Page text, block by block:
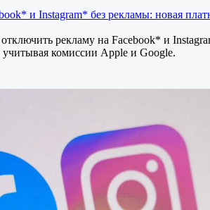
и Instagram* без рекламы: новая
рекламу на Facebook* и
комиссии Apple и Google.